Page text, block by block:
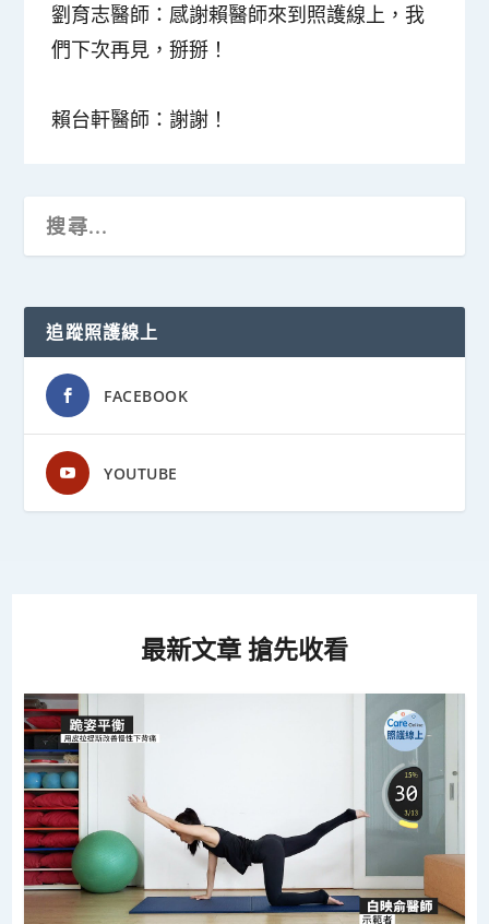
劉育志醫師： 感謝賴醫師來到照護線上，我
們下次再見，掰掰！
賴台軒醫師： 謝謝！
追蹤照護線上
FACEBOOK
YOUTUBE
最新文章 搶先收看